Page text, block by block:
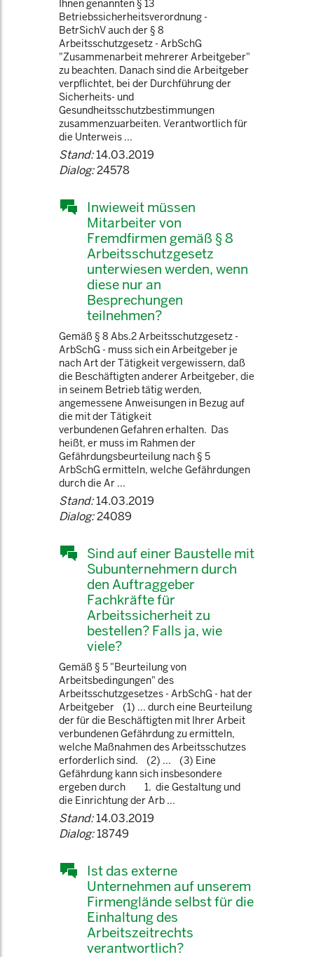
Ihnen genannten § 13
Betriebssicherheitsverordnung -
BetrSichV auch der § 8
Arbeitsschutzgesetz - ArbSchG
"Zusammenarbeit mehrerer Arbeitgeber"
zu beachten. Danach sind die Arbeitgeber
verpflichtet, bei der Durchführung der
Sicherheits- und
Gesundheitsschutzbestimmungen
zusammenzuarbeiten. Verantwortlich für
die Unterweis ...
Stand:14.03.2019
Dialog:24578
Inwieweit müssen
Mitarbeiter von
Fremdfirmen gemäß § 8
Arbeitsschutzgesetz
unterwiesen werden, wenn
diese nur an
Besprechungen
teilnehmen?
Gemäß § 8 Abs.2 Arbeitsschutzgesetz -
ArbSchG - muss sich ein Arbeitgeber je
nach Art der Tätigkeit vergewissern, daß
die Beschäftigten anderer Arbeitgeber, die
in seinem Betrieb tätig werden,
angemessene Anweisungen in Bezug auf
die mit der Tätigkeit
verbundenen Gefahren erhalten. Das
heißt, er muss im Rahmen der
Gefährdungsbeurteilung nach § 5
ArbSchG ermitteln, welche Gefährdungen
durch die Ar ...
Stand:14.03.2019
Dialog:24089
Sind auf einer Baustelle mit
Subunternehmern durch
den Auftraggeber
Fachkräfte für
Arbeitssicherheit zu
bestellen? Falls ja, wie
viele?
Gemäß § 5 "Beurteilung von
Arbeitsbedingungen" des
Arbeitsschutzgesetzes - ArbSchG - hat der
Arbeitgeber (1) ... durch eine Beurteilung
der für die Beschäftigten mit Ihrer Arbeit
verbundenen Gefährdung zu ermitteln,
welche Maßnahmen des Arbeitsschutzes
erforderlich sind. (2) ... (3) Eine
Gefährdung kann sich insbesondere
ergeben durch 1. die Gestaltung und
die Einrichtung der Arb ...
Stand:14.03.2019
Dialog:18749
Ist das externe
Unternehmen auf unserem
Firmenglände selbst für die
Einhaltung des
Arbeitszeitrechts
verantwortlich?